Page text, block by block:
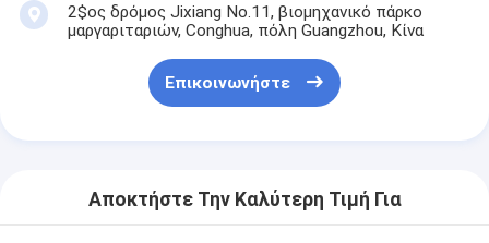
2$ος δρόμος Jixiang No.11, βιομηχανικό πάρκο
μαργαριταριών, Conghua, πόλη Guangzhou, Κίνα
Επικοινωνήστε
Αποκτήστε Την Καλύτερη Τιμή Για